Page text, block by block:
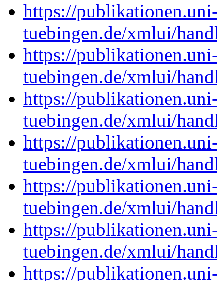
https://
tuebingen.de/xmlui/
https://
tuebingen.de/xmlui/
https://
tuebingen.de/xmlui/
https://
tuebingen.de/xmlui/
https://
tuebingen.de/xmlui/
https://
tuebingen.de/xmlui/
https://